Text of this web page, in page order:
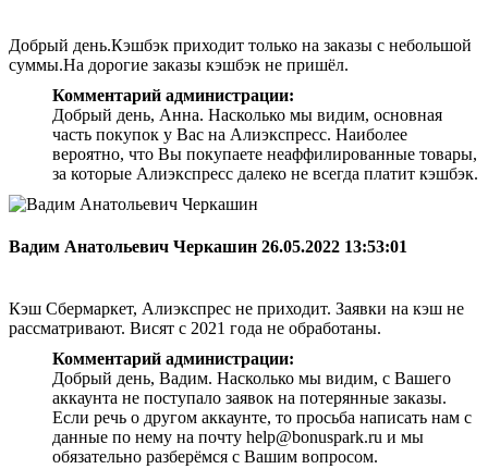
Добрый день.Кэшбэк приходит только на заказы с небольшой
суммы.На дорогие заказы кэшбэк не пришёл.
Комментарий администрации:
Добрый день, Анна. Насколько мы видим, основная
часть покупок у Вас на Алиэкспресс. Наиболее
вероятно, что Вы покупаете неаффилированные товары,
за которые Алиэкспресс далеко не всегда платит кэшбэк.
Вадим Анатольевич Черкашин 26.05.2022 13:53:01
Кэш Сбермаркет, Алиэкспрес не приходит. Заявки на кэш не
рассматривают. Висят с 2021 года не обработаны.
Комментарий администрации:
Добрый день, Вадим. Насколько мы видим, с Вашего
аккаунта не поступало заявок на потерянные заказы.
Если речь о другом аккаунте, то просьба написать нам с
данные по нему на почту help@bonuspark.ru и мы
обязательно разберёмся с Вашим вопросом.